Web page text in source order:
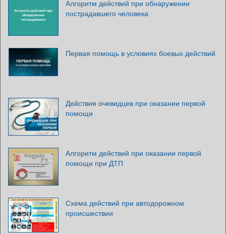
Алгоритм действий при обнаружении
пострадавшего человека
Первая помощь в условиях боевых действий
Действия очевидцев при оказании первой
помощи
Алгоритм действий при оказании первой
помощи при ДТП
Схема действий при автодорожном
происшествии